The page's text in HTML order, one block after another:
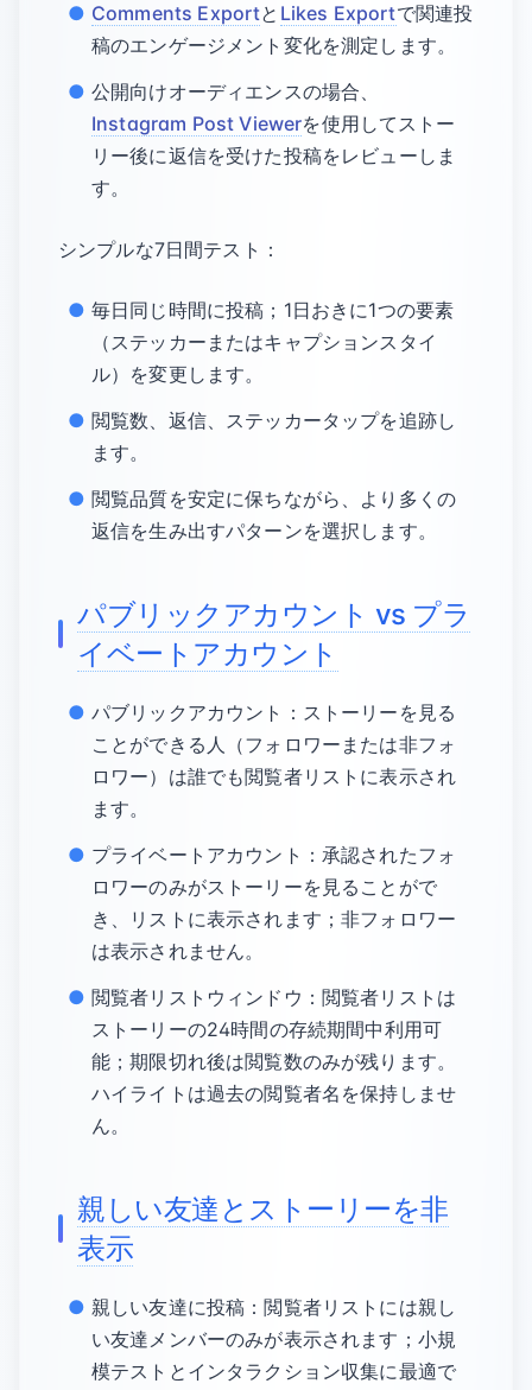
Comments Exportと Likes Exportで関連投
稿のエンゲージメント変化を測定します。
公開向けオーディエンスの場合、
Instagram Post Viewerを使用してストー
リー後に返信を受けた投稿をレビューしま
す。
シンプルな7日間テスト：
毎日同じ時間に投稿；1日おきに1つの要素
（ステッカーまたはキャプションスタイ
ル）を変更します。
閲覧数、返信、ステッカータップを追跡し
ます。
閲覧品質を安定に保ちながら、より多くの
返信を生み出すパターンを選択します。
パブリックアカウント vs プラ
イベートアカウント
パブリックアカウント：ストーリーを見る
ことができる人（フォロワーまたは非フォ
ロワー）は誰でも閲覧者リストに表示され
ます。
プライベートアカウント：承認されたフォ
ロワーのみがストーリーを見ることがで
き、リストに表示されます；非フォロワー
は表示されません。
閲覧者リストウィンドウ：閲覧者リストは
ストーリーの24時間の存続期間中利用可
能；期限切れ後は閲覧数のみが残ります。
ハイライトは過去の閲覧者名を保持しませ
ん。
親しい友達とストーリーを非
表示
親しい友達に投稿：閲覧者リストには親し
い友達メンバーのみが表示されます；小規
模テストとインタラクション収集に最適で